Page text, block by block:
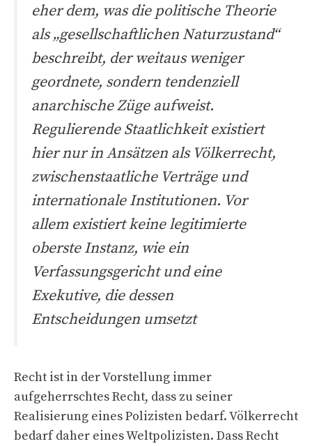
eher dem, was die politische Theorie
als „gesellschaftlichen Naturzustand“
beschreibt, der weitaus weniger
geordnete, sondern tendenziell
anarchische Züge aufweist.
Regulierende Staatlichkeit existiert
hier nur in Ansätzen als Völkerrecht,
zwischenstaatliche Verträge und
internationale Institutionen. Vor
allem existiert keine legitimierte
oberste Instanz, wie ein
Verfassungsgericht und eine
Exekutive, die dessen
Entscheidungen umsetzt
Recht ist in der Vorstellung immer
aufgeherrschtes Recht, dass zu seiner
Realisierung eines Polizisten bedarf. Völkerrecht
bedarf daher eines Weltpolizisten. Dass Recht